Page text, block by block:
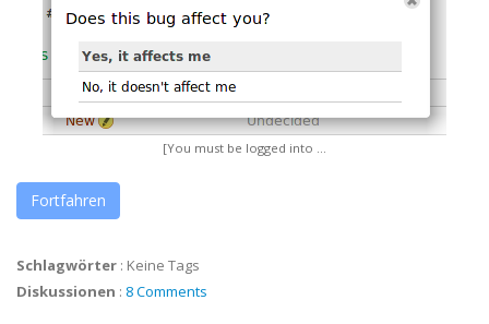
[You must be logged into ...
Fortfahren
Schlagwörter : Keine Tags
Diskussionen : 8 Comments